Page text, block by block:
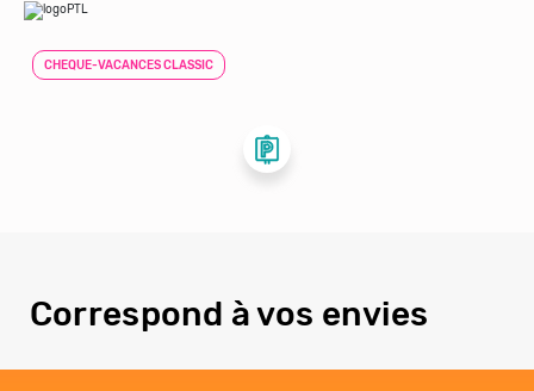
CHEQUE-VACANCES CLASSIC
Correspond à vos envies